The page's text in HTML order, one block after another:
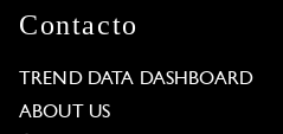
Contacto
TREND DATA DASHBOARD
ABOUT US